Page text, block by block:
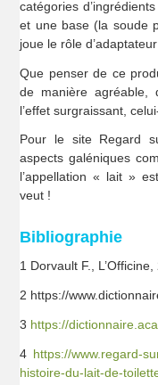
catégories
et une base (la soude
joue le rôle d’adaptateur
Que penser de ce
de manière agréable,
l’effet surgraissant,
Pour le site Regard
aspects galéniques
l’appellation « lait »
veut !
Bibliographie
1 Dorvault F.,
2 https://
3 https://
4 https://www.regard-
histoire-du-lait-de-